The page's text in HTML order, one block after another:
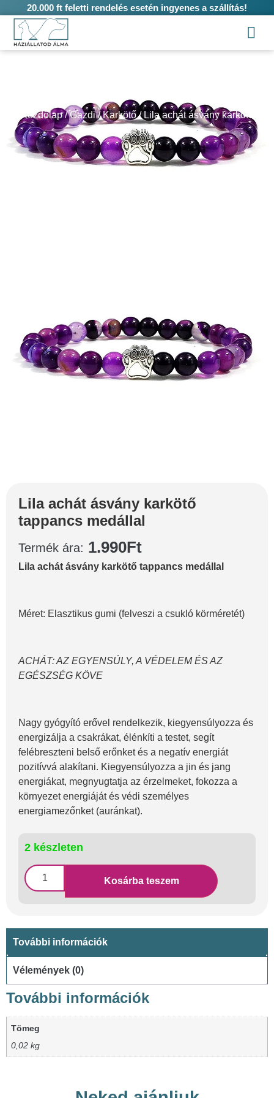
20.000 ft feletti rendelés esetén ingyenes a szállítás!
Kezdőlap/Gazdi/Karkötő/ Lila achát ásvány karkötő
tappancs medállal
Lila achát ásvány karkötő
tappancs medállal
Termék ára: 1.990Ft
Lila achát ásvány karkötő tappancs medállal
Méret: Elasztikus gumi (felveszi a csukló körméretét)
ACHÁT: AZ EGYENSÚLY, A VÉDELEM ÉS AZ
EGÉSZSÉG KÖVE
Nagy gyógyító erővel rendelkezik, kiegyensúlyozza és
energizálja a csakrákat, élénkíti a testet, segít
felébreszteni belső erőnket és a negatív energiát
pozitívvá alakítani. Kiegyensúlyozza a jin és jang
energiákat, megnyugtatja az érzelmeket, fokozza a
környezet energiáját és védi személyes
energiamezőnket (auránkat).
2 készleten
Kosárba teszem
További információk
Vélemények (0)
További információk
Tömeg
0,02 kg